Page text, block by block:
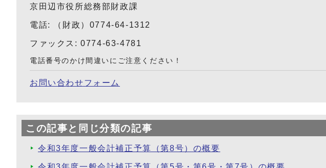
京田辺市役所総務部財政課
電話: （財政）0774-64-1312
ファックス: 0774-63-4781
電話番号のかけ間違いにご注意ください！
お問い合わせフォーム
この記事と同じ分類の記事
令和3年度一般会計補正予算（第8号）の概要